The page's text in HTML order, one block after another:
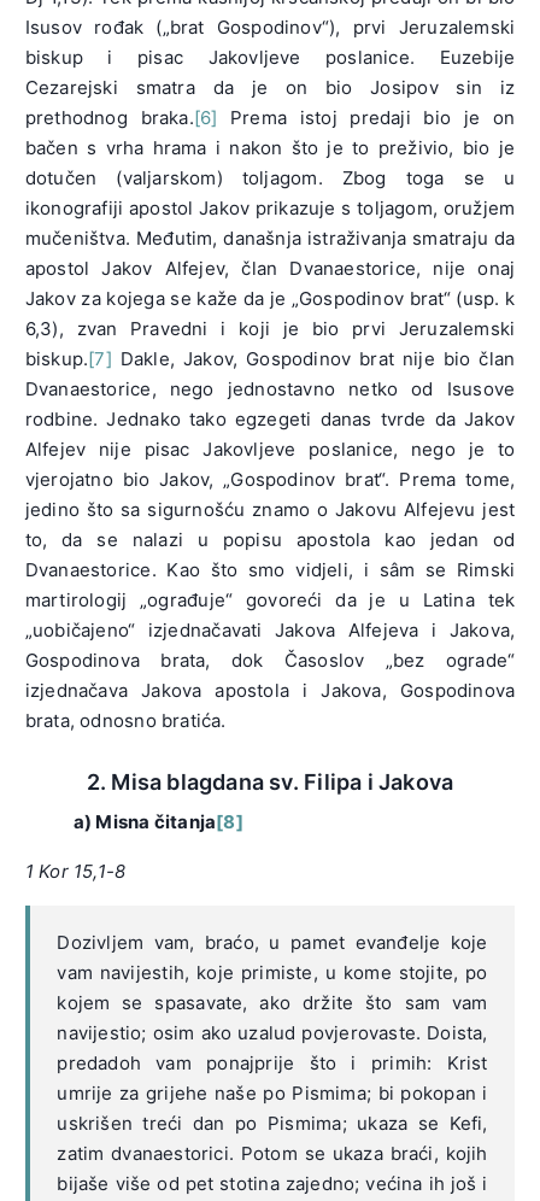
Isusov rođak („brat Gospodinov“), prvi Jeruzalemski
biskup i pisac Jakovljeve poslanice. Euzebije
Cezarejski smatra da je on bio Josipov sin iz
prethodnog braka.[6] Prema istoj predaji bio je on
bačen s vrha hrama i nakon što je to preživio, bio je
dotučen (valjarskom) toljagom. Zbog toga se u
ikonografiji apostol Jakov prikazuje s toljagom, oružjem
mučeništva. Međutim, današnja istraživanja smatraju da
apostol Jakov Alfejev, član Dvanaestorice, nije onaj
Jakov za kojega se kaže da je „Gospodinov brat“ (usp. k
6,3), zvan Pravedni i koji je bio prvi Jeruzalemski
biskup.[7] Dakle, Jakov, Gospodinov brat nije bio član
Dvanaestorice, nego jednostavno netko od Isusove
rodbine. Jednako tako egzegeti danas tvrde da Jakov
Alfejev nije pisac Jakovljeve poslanice, nego je to
vjerojatno bio Jakov, „Gospodinov brat“. Prema tome,
jedino što sa sigurnošću znamo o Jakovu Alfejevu jest
to, da se nalazi u popisu apostola kao jedan od
Dvanaestorice. Kao što smo vidjeli, i sâm se Rimski
martirologij „ograđuje“ govoreći da je u Latina tek
„uobičajeno“ izjednačavati Jakova Alfejeva i Jakova,
Gospodinova brata, dok Časoslov „bez ograde“
izjednačava Jakova apostola i Jakova, Gospodinova
brata, odnosno bratića.
2. Misa blagdana sv. Filipa i Jakova
a) Misna čitanja[8]
1 Kor 15,1-8
Dozivljem vam, braćo, u pamet evanđelje koje
vam navijestih, koje primiste, u kome stojite, po
kojem se spasavate, ako držite što sam vam
navijestio; osim ako uzalud povjerovaste. Doista,
predadoh vam ponajprije što i primih: Krist
umrije za grijehe naše po Pismima; bi pokopan i
uskrišen treći dan po Pismima; ukaza se Kefi,
zatim dvanaestorici. Potom se ukaza braći, kojih
bijaše više od pet stotina zajedno; većina ih još i